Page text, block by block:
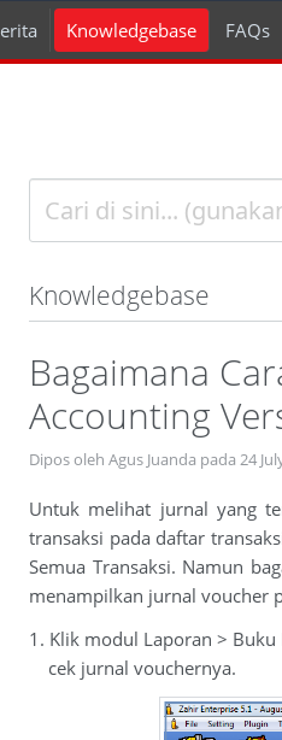
Knowledgebase FAQs
Knowledgebase
Bagaimana
Accounting
Dipos oleh Agus Juanda pada 24
Untuk melihat jurnal yang
transaksi pada daftar
Semua Transaksi. Namun
menampilkan jurnal voucher
1. Klik modul Laporan >
cek jurnal vouchernya.